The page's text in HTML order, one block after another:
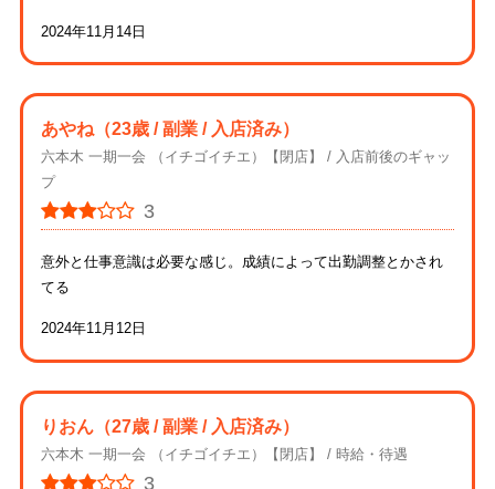
2024年11月14日
あやね （23歳 / 副業 / 入店済み）
六本木 一期一会 （イチゴイチエ）【閉店】
入店前後のギャッ
プ
3
意外と仕事意識は必要な感じ。成績によって出勤調整とかされ
てる
2024年11月12日
りおん （27歳 / 副業 / 入店済み）
六本木 一期一会 （イチゴイチエ）【閉店】 時給・待遇
3